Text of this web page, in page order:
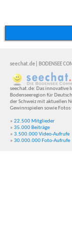
seechat.de| BODENSEE
seechat.de: Das
Bodenseeregion für
der Schweiz mit aktuellen
Gewinnspielen sowie Fotos
» 22.500 Mitglieder
» 35.000 Beiträge
» 3.500.000 Video-Aufrufe
» 30.000.000 Foto-Aufrufe